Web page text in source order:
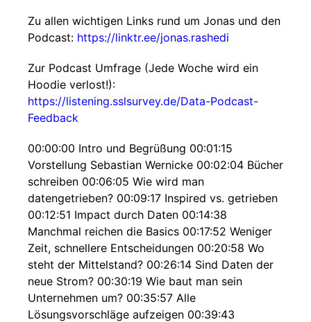
Zu allen wichtigen Links rund um Jonas und den
Podcast: https://linktr.ee/jonas.rashedi
Zur Podcast Umfrage (Jede Woche wird ein
Hoodie verlost!):
https://listening.sslsurvey.de/Data-Podcast-
Feedback
00:00:00 Intro und Begrüßung 00:01:15
Vorstellung Sebastian Wernicke 00:02:04 Bücher
schreiben 00:06:05 Wie wird man
datengetrieben? 00:09:17 Inspired vs. getrieben
00:12:51 Impact durch Daten 00:14:38
Manchmal reichen die Basics 00:17:52 Weniger
Zeit, schnellere Entscheidungen 00:20:58 Wo
steht der Mittelstand? 00:26:14 Sind Daten der
neue Strom? 00:30:19 Wie baut man sein
Unternehmen um? 00:35:57 Alle
Lösungsvorschläge aufzeigen 00:39:43